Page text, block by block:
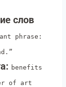
слов
phrase:
benefits
of art